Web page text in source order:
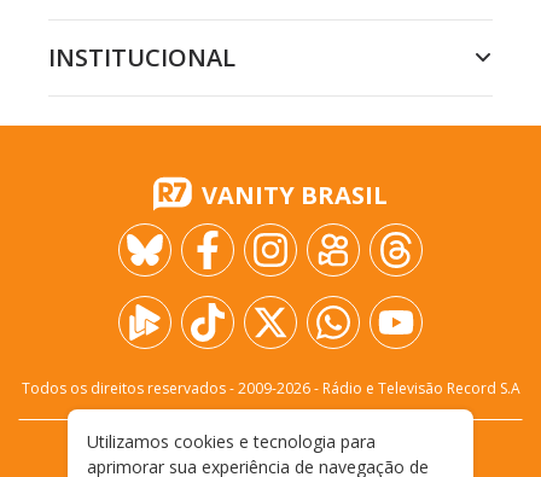
INSTITUCIONAL
VANITY BRASIL
Todos os direitos reservados - 2009-2026- Rádio e Televisão Record S.A
FALE CONOSCO
PRIVACIDADE
Utilizamos cookies e tecnologia para
aprimorar sua experiência de navegação de